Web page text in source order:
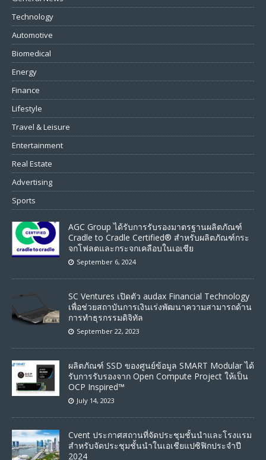
Technology
Automotive
Biomedical
Energy
Finance
Lifestyle
Travel & Leisure
Entertainment
Real Estate
Advertising
Sports
AGC Group ได้รับการรับรองมาตรฐานผลิตภัณฑ์
Cradle to Cradle Certified® สำหรับผลิตภัณฑ์กระ
จกโฟลตและกระจกเคลือบในเอเชีย
September 6, 2024
SC Ventures เปิดตัว audax Financial Technology
เพื่อช่วยสถาบันการเงินเร่งพัฒนาความสามารถด้าน
การทำธุรกรรมดิจิทัล
September 22, 2023
ผลิตภัณฑ์ SSD ของศูนย์ข้อมูล SMART Modular ได้
รับการรับรองจาก Open Compute Project ให้เป็น
OCP Inspired™
July 14, 2023
Cvent ประกาศสถานที่จัดประชุมชั้นนำและโรงแรม
สำหรับจัดประชุมชั้นนำในเอเชียแปซิฟิกประจำปี
2024